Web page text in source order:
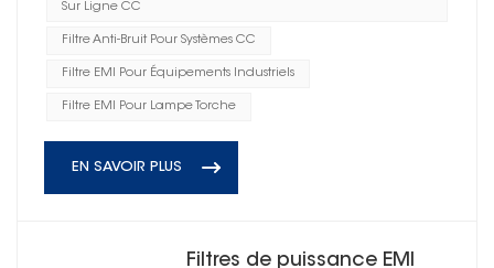
Sur Ligne CC
Filtre Anti-Bruit Pour Systèmes CC
Filtre EMI Pour Équipements Industriels
Filtre EMI Pour Lampe Torche
EN SAVOIR PLUS
Filtres de puissance EMI